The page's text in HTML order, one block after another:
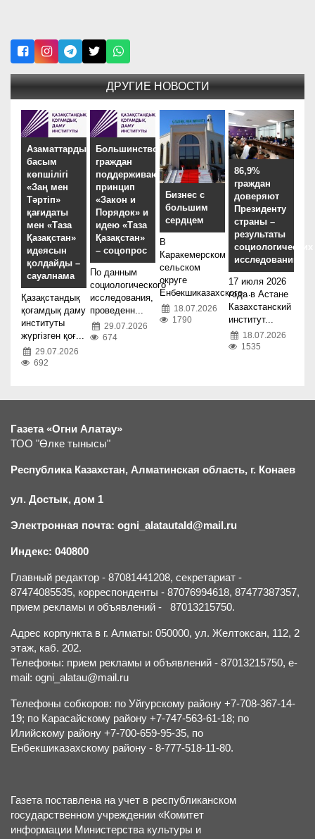
ДРУГИЕ НОВОСТИ
Азаматтардың
басым
көпшілігі
«Заң мен
Тәртіп»
қағидаты
мен «Таза
Қазақстан»
идеясын
қолдайды –
сауалнама
Қазақстандық
қоғамдық даму
институты
жүргізген қоғ...
29.07.2026
692
Большинство
граждан
поддерживают
принцип
«Закон и
Порядок» и
идею «Таза
Қазақстан»
– соцопрос
По данным
социологического
исследования,
проведенн...
29.07.2026
674
Бизнес с
большим
сердцем
В
Каракемерском
сельском
округе
Енбекшиказахского...
18.07.2026
1790
86,9%
граждан
доверяют
Президенту
страны –
результаты
социологических
исследований
17 июля 2026
года в Астане
Казахстанский
институт...
18.07.2026
1535
Газета «Огни Алатау»
ТОО "Өлке тынысы"
Республика Казахстан, Алматинская область, г. Конаев
ул. Достык, дом 1
Электронная почта: ogni_alatautald@mail.ru
Индекс: 040800
Главный редактор - 87081441208, секретариат -
87474085535, корреспонденты - 87076994618, 87477387357,
прием рекламы и объявлений - 87013215750.
Адрес корпункта в г. Алматы: 050000, ул. Желтоксан, 112, 2
этаж, каб. 202.
Телефоны: прием рекламы и объявлений - 87013215750, e-
mail: ogni_alatau@mail.ru
Телефоны собкоров: по Уйгурскому району +7-708-367-14-
19; по Карасайскому району +7-747-563-61-18; по
Илийскому району +7-700-659-95-35, по
Енбекшиказахскому району - 8-777-518-11-80.
Газета поставлена на учет в республиканском
государственном учреждении «Комитет
информации Министерства культуры и